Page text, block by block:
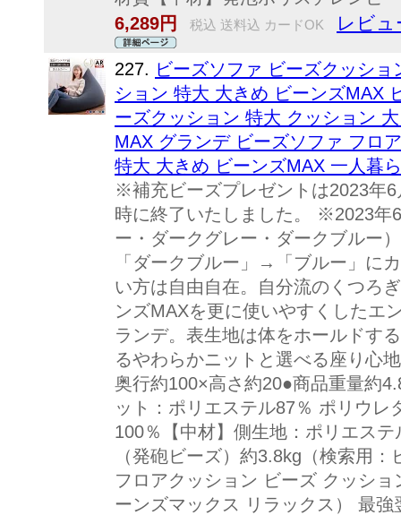
6,289円
税込 送料込 カードOK レビュ
227. ビーズソファ ビーズクッシ
ション 特大 大きめ ビーンズMAX
ーズクッション 特大 クッション
MAX グランデ ビーズソファ フロ
特大 大きめ ビーンズMAX 一人暮
※補充ビーズプレゼントは2023年
時に終了いたしました。 ※2023年
ー・ダークグレー・ダークブルー
「ダークブルー」→「ブルー」に
い方は自由自在。自分流のくつろ
ンズMAXを更に使いやすくしたエ
ランデ。表生地は体をホールドす
るやわらかニットと選べる座り心
奥行約100×高さ約20●商品重量約
ット：ポリエステル87％ ポリウレ
100％【中材】側生地：ポリエス
（発砲ビーズ）約3.8kg（検索用
フロアクッション ビーズ クッシ
ーンズマックス リラックス） 最